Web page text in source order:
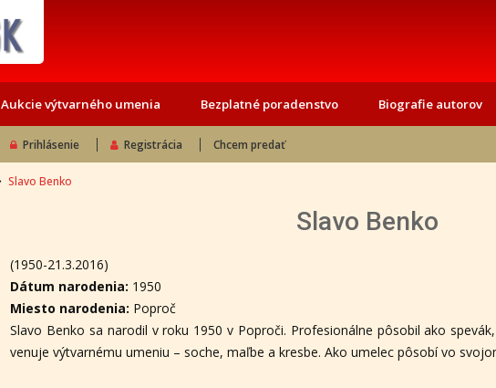
Aukcie výtvarného umenia Bezplatné poradenstvo Biografie autorov
Prihlásenie Registrácia Chcem predať
Slavo Benko
Slavo Benko
(1950-21.3.2016)
Dátum narodenia: 1950
Miesto narodenia: Poproč
Slavo Benko sa narodil v roku 1950 v Poproči. Profesionálne pôsobil ako
venuje výtvarnému umeniu – soche, maľbe a kresbe. Ako umelec pôsobí vo